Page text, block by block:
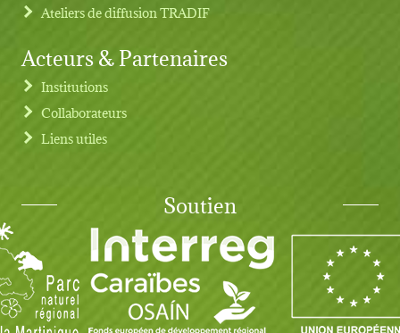
Ateliers de diffusion TRADIF
Acteurs & Partenaires
Institutions
Collaborateurs
Liens utiles
Soutien